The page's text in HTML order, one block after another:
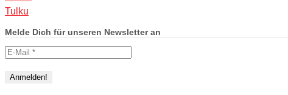
Tulku
Melde Dich für unseren Newsletter an